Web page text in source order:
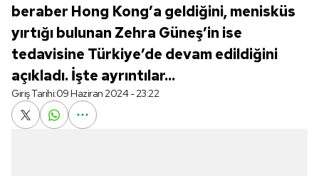
beraber Hong Kong’a geldiğini, menisküs
yırtığı bulunan Zehra Güneş’in ise
tedavisine Türkiye’de devam edildiğini
açıkladı. İşte ayrıntılar...
Giriş Tarihi:09 Haziran 2024 - 23:22